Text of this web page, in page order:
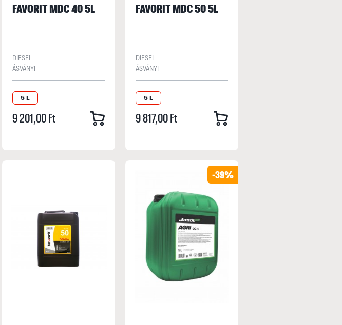
FAVORIT MDC 40 5L
DIESEL
ÁSVÁNYI
5 L
9 201,00 Ft
FAVORIT MDC 50 5L
DIESEL
ÁSVÁNYI
5 L
9 817,00 Ft
-39%